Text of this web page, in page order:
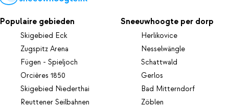
Populaire gebieden
Skigebied Eck
Zugspitz Arena
Fügen - Spieljoch
Orcières 1850
Skigebied Niederthai
Reuttener Seilbahnen
Sneeuwhoogte per dorp
Herlikovice
Nesselwängle
Schattwald
Gerlos
Bad Mitterndorf
Zöblen